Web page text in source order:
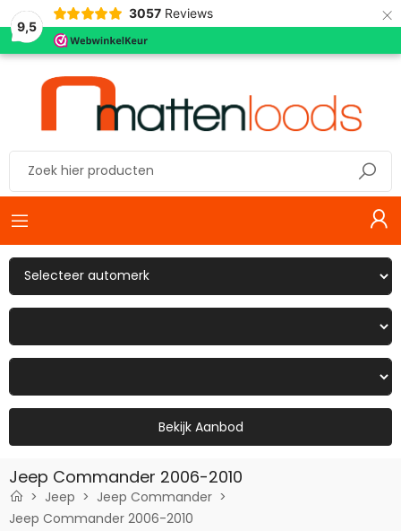
9,5
3057 Reviews ×
Bekijk Aanbod
Jeep Commander 2006-2010
Jeep
Jeep Commander
Jeep Commander 2006-2010